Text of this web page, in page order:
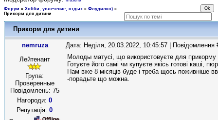
Форум » Хобби, увлечение, отдых » Флудилко) »
Прикорм для дитини
Прикорм для дитини
nemruza
Дата: Неділя, 20.03.2022, 10:45:57 | Повідомлення
Лейтенант
Група:
Проверенные
Повідомлень: 75
Нагороди: 0
Репутація: 0
Молоды матусі, що використовуєте для прикорму
Готуєте його самі чи купуєте якісь готові каші,
Нам вже 8 місяців буде і треба щось поживніше
-порадьте що можна.